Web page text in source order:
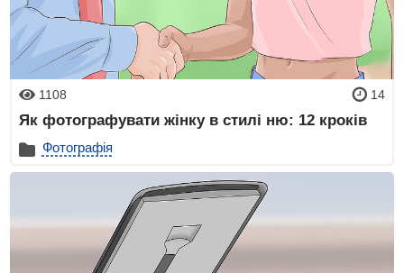
1108 14
Як фотографувати жінку в стилі ню: 12 кроків
Фотографія